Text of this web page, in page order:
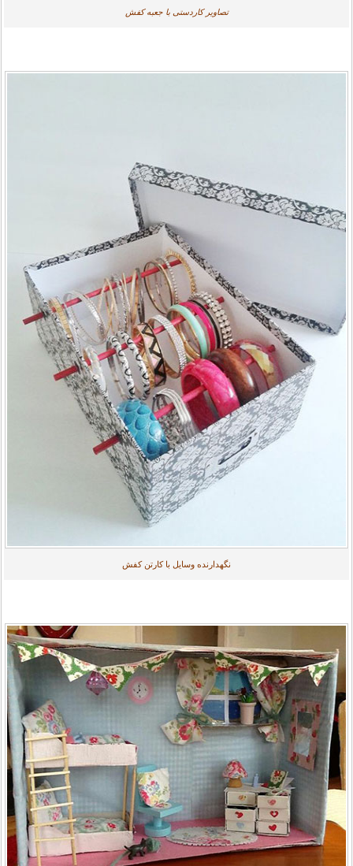
تصاویر کاردستی با جعبه کفش
نگهدارنده وسایل با کارتن کفش